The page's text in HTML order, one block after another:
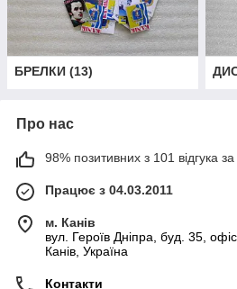
БРЕЛКИ (13)
Про нас
98% позитивних з 101 відгука за
Працює з 04.03.2011
м. Канів
вул. Героїв Дніпра, буд. 35,
Канів, Україна
Контакти